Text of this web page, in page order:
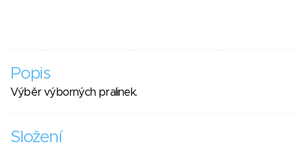
Popis
Výběr výborných pralinek.
Složení